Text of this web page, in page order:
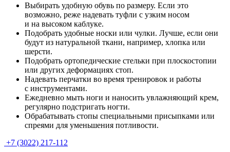
Выбирать удобную обувь по размеру. Если это
возможно, реже надевать туфли с узким носом
и на высоком каблуке.
Подобрать удобные носки или чулки. Лучше, если они
будут из натуральной ткани, например, хлопка или
шерсти.
Подобрать ортопедические стельки при плоскостопии
или других деформациях стоп.
Надевать перчатки во время тренировок и работы
с инструментами.
Ежедневно мыть ноги и наносить увлажняющий крем,
регулярно подстригать ногти.
Обрабатывать стопы специальными присыпками или
спреями для уменьшения потливости.
+7 (3022) 217-112